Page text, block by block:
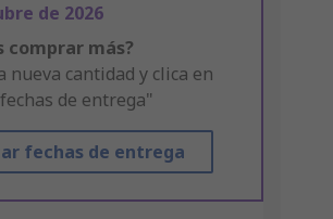
de 2026
comprar más?
nueva cantidad y clica en
de entrega"
fechas de entrega